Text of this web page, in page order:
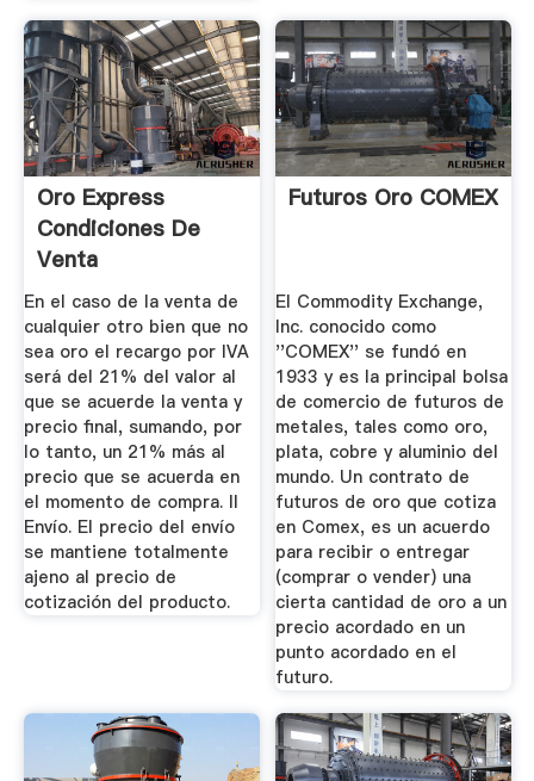
Oro Express
Condiciones De
Venta
En el caso de la venta de
cualquier otro bien que no
sea oro el recargo por IVA
será del 21% del valor al
que se acuerde la venta y
precio final, sumando, por
lo tanto, un 21% más al
precio que se acuerda en
el momento de compra. II
Envío. El precio del envío
se mantiene totalmente
ajeno al precio de
cotización del producto.
Futuros Oro COMEX
El Commodity Exchange,
Inc. conocido como
''COMEX'' se fundó en
1933 y es la principal bolsa
de comercio de futuros de
metales, tales como oro,
plata, cobre y aluminio del
mundo. Un contrato de
futuros de oro que cotiza
en Comex, es un acuerdo
para recibir o entregar
(comprar o vender) una
cierta cantidad de oro a un
precio acordado en un
punto acordado en el
futuro.